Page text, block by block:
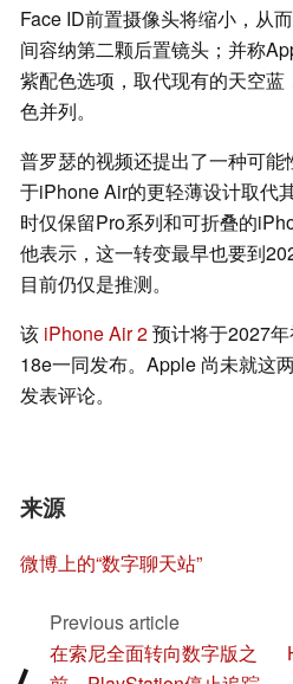
Face ID前置摄像头将缩小，从
间容纳第二颗后置镜头；并称
紫配色选项，取代现有的天空
色并列。
普罗瑟的视频还提出了一种可
于iPhone Air的更轻薄设计取代
时仅保留Pro系列和可折叠的
他表示，这一转变最早也要到
目前仍仅是推测。
该 iPhone Air 2预计将于2027
18e一同发布。Apple 尚未就这
发表评论。
来源
微博上的“数字聊天站”
Previous article
在索尼全面转向数字版之